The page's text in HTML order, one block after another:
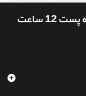
توجه : تا تحویل بعدی سفارشات به پست 12 ساعت